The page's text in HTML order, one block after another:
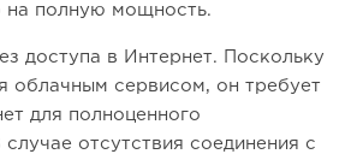
на полную мощность.
доступа в Интернет. Поскольку
облачным сервисом, он требует
для полноценного
отсутствия соединения с